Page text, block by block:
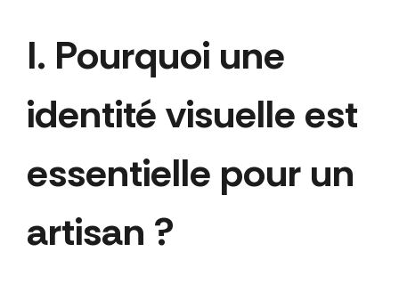
I. Pourquoi une
identité visuelle est
essentielle pour un
artisan ?